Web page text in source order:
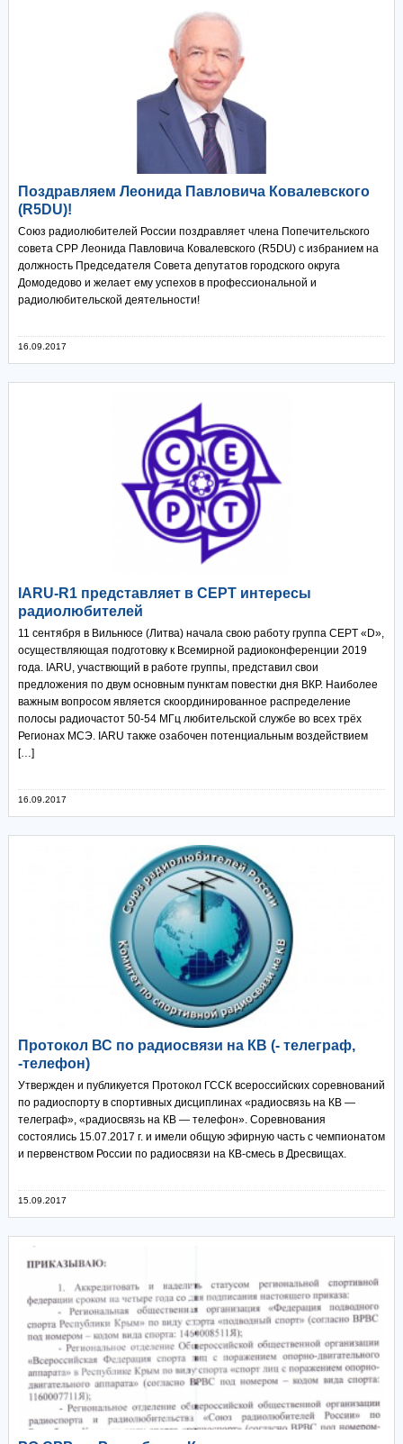
Поздравляем Леонида Павловича Ковалевского
(R5DU)!
Союз радиолюбителей России поздравляет члена Попечительского
совета СРР Леонида Павловича Ковалевского (R5DU) c избранием на
должность Председателя Совета депутатов городского округа
Домодедово и желает ему успехов в профессиональной и
радиолюбительской деятельности!
16.09.2017
IARU-R1 представляет в CEPT интересы
радиолюбителей
11 сентября в Вильнюсе (Литва) начала свою работу группа CEPT «D»,
осуществляющая подготовку к Всемирной радиоконференции 2019
года. IARU, участвющий в работе группы, представил свои
предложения по двум основным пунктам повестки дня ВКР. Наиболее
важным вопросом является скоординированное распределение
полосы радиочастот 50-54 МГц любительской службе во всех трёх
Регионах МСЭ. IARU также озабочен потенциальным воздействием
[…]
16.09.2017
Протокол ВС по радиосвязи на КВ (- телеграф,
-телефон)
Утвержден и публикуется Протокол ГССК всероссийских соревнований
по радиоспорту в спортивных дисциплинах «радиосвязь на КВ —
телеграф», «радиосвязь на КВ — телефон». Соревнования
состоялись 15.07.2017 г. и имели общую эфирную часть с чемпионатом
и первенством России по радиосвязи на КВ-смесь в Дресвищах.
15.09.2017